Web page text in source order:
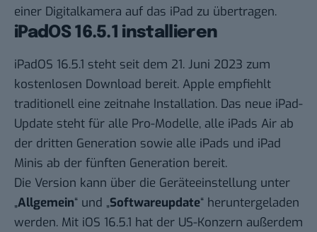
einer Digitalkamera auf das iPad zu übertragen.
iPadOS 16.5.1 installieren
iPadOS 16.5.1 steht seit dem 21. Juni 2023 zum
kostenlosen Download bereit. Apple empfiehlt
traditionell eine zeitnahe Installation. Das neue iPad-
Update steht für alle Pro-Modelle, alle iPads Air ab
der dritten Generation sowie alle iPads und iPad
Minis ab der fünften Generation bereit.
Die Version kann über die Geräteeinstellung unter
„Allgemein“ und „Softwareupdate“ heruntergeladen
werden. Mit iOS 16.5.1 hat der US-Konzern außerdem